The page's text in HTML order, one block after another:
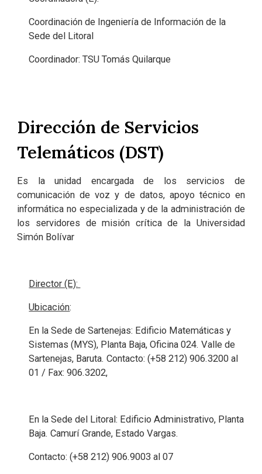
Coordinación de Ingeniería de Información de la
Sede del Litoral
Coordinador: TSU Tomás Quilarque
Dirección de Servicios
Telemáticos (DST)
Es la unidad encargada de los servicios de
comunicación de voz y de datos, apoyo técnico en
informática no especializada y de la administración de
los servidores de misión crítica de la Universidad
Simón Bolívar
Director (E):
Ubicación:
En la Sede de Sartenejas: Edificio Matemáticas y
Sistemas (MYS), Planta Baja, Oficina 024. Valle de
Sartenejas, Baruta. Contacto: (+58 212) 906.3200 al
01 / Fax: 906.3202,
En la Sede del Litoral: Edificio Administrativo, Planta
Baja. Camurí Grande, Estado Vargas.
Contacto: (+58 212) 906.9003 al 07